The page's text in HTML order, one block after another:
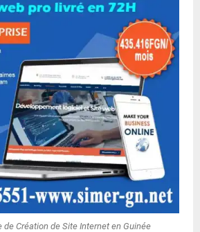
de Création de Site Internet en Guinée